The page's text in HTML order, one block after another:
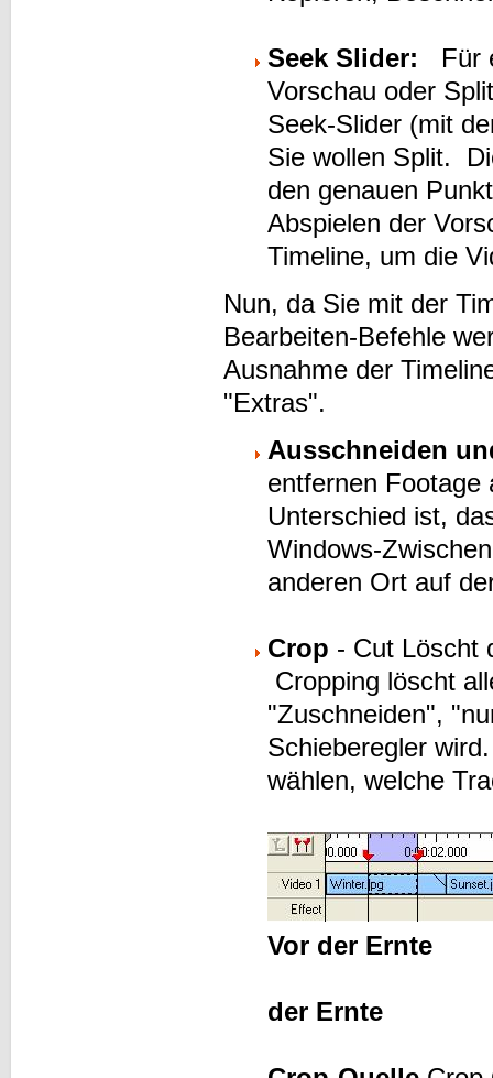
Seek Slider:
Für
Vorschau oder
Seek-Slider (mit
Sie wollen Split.
den genauen
Abspielen der
Timeline, um die
Nun, da Sie mit der
Bearbeiten-Befehle
Ausnahme der
"Extras".
Ausschneiden
entfernen
Unterschied ist,
Windows-
anderen Ort auf
Crop - Cut Löscht
Cropping löscht
"Zuschneiden",
Schieberegler
wählen, welche
Vor der Ernte
der Ernte